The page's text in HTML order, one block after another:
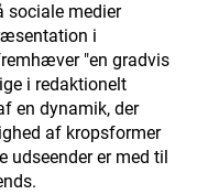
sociale medier
i
"en gradvis
i redaktionelt
en dynamik, der
af kropsformer
udseender er med til